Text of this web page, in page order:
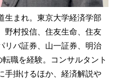
生まれ。東京大学経済学部
野村投信、住友生命、住友
リバ証券、山一証券、明治
職を経験。コンサルタント
手掛けるほか、経済解説や